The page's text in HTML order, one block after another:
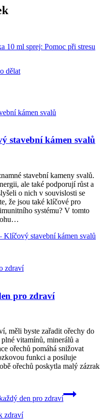
10 ml sprej: Pomoc při stresu
dělat
stavební kámen svalů
stavební kameny svalů.
ale také podporují růst a
o nich v souvislosti se
že jsou také klíčové pro
systému? V tomto
Klíčový stavební kámen svalů
pro zdraví
měli byste zařadit ořechy do
vitamínů, minerálů a
ořechů pomáhá snižovat
funkci a posiluje
ořechů poskytla malý zázrak
den pro zdraví